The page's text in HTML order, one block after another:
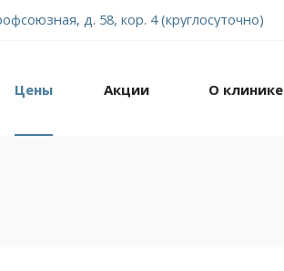
д. 58, кор. 4 (круглосуточно)
Цены Акции О клинике